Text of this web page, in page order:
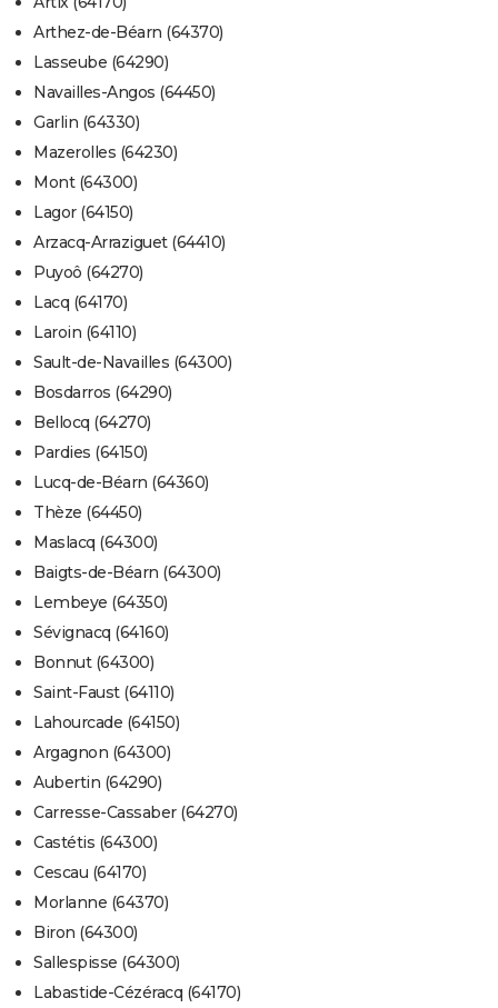
Arthez-de-Béarn (64370)
Lasseube (64290)
Navailles-Angos (64450)
Garlin (64330)
Mazerolles (64230)
Mont (64300)
Lagor (64150)
Arzacq-Arraziguet (64410)
Puyoô (64270)
Lacq (64170)
Laroin (64110)
Sault-de-Navailles (64300)
Bosdarros (64290)
Bellocq (64270)
Pardies (64150)
Lucq-de-Béarn (64360)
Thèze (64450)
Maslacq (64300)
Baigts-de-Béarn (64300)
Lembeye (64350)
Sévignacq (64160)
Bonnut (64300)
Saint-Faust (64110)
Lahourcade (64150)
Argagnon (64300)
Aubertin (64290)
Carresse-Cassaber (64270)
Castétis (64300)
Cescau (64170)
Morlanne (64370)
Biron (64300)
Sallespisse (64300)
Labastide-Cézéracq (64170)